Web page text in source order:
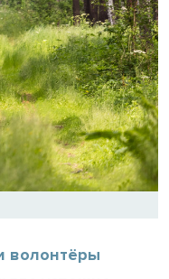
волонтёры